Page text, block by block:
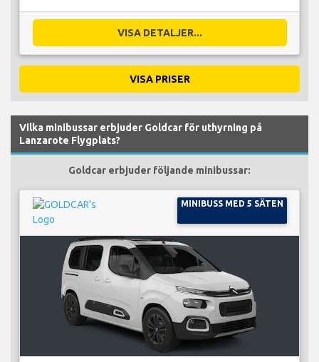
VISA DETALJER...
VISA PRISER
Vilka minibussar erbjuder Goldcar för uthyrning på
Lanzarote Flygplats?
Goldcar erbjuder följande minibussar:
MINIBUSS MED 5 SÄTEN